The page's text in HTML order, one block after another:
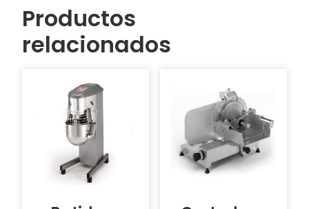
Productos
relacionados